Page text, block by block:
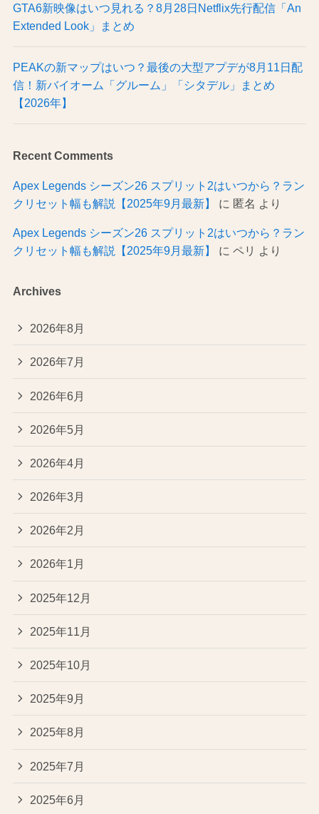
GTA6新映像はいつ見れる？8月28日Netflix先行配信「An
Extended Look」まとめ
PEAKの新マップはいつ？最後の大型アプデが8月11日配
信！新バイオーム「グルーム」「シタデル」まとめ
【2026年】
Recent Comments
Apex Legends シーズン26 スプリット2はいつから？ラン
クリセット幅も解説【2025年9月最新】
に 匿名 より
Apex Legends シーズン26 スプリット2はいつから？ラン
クリセット幅も解説【2025年9月最新】
に ペリ より
Archives
2026年8月
2026年7月
2026年6月
2026年5月
2026年4月
2026年3月
2026年2月
2026年1月
2025年12月
2025年11月
2025年10月
2025年9月
2025年8月
2025年7月
2025年6月